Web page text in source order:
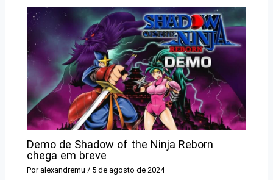
Demo de Shadow of the Ninja Reborn
chega em breve
Por alexandremu/ 5 de agosto de 2024